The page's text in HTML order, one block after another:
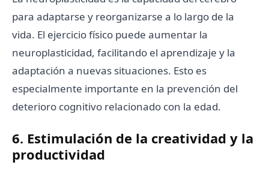
para adaptarse y reorganizarse a lo largo de la
vida. El ejercicio físico puede aumentar la
neuroplasticidad, facilitando el aprendizaje y la
adaptación a nuevas situaciones. Esto es
especialmente importante en la prevención del
deterioro cognitivo relacionado con la edad.
6. Estimulación de la creatividad y la
productividad